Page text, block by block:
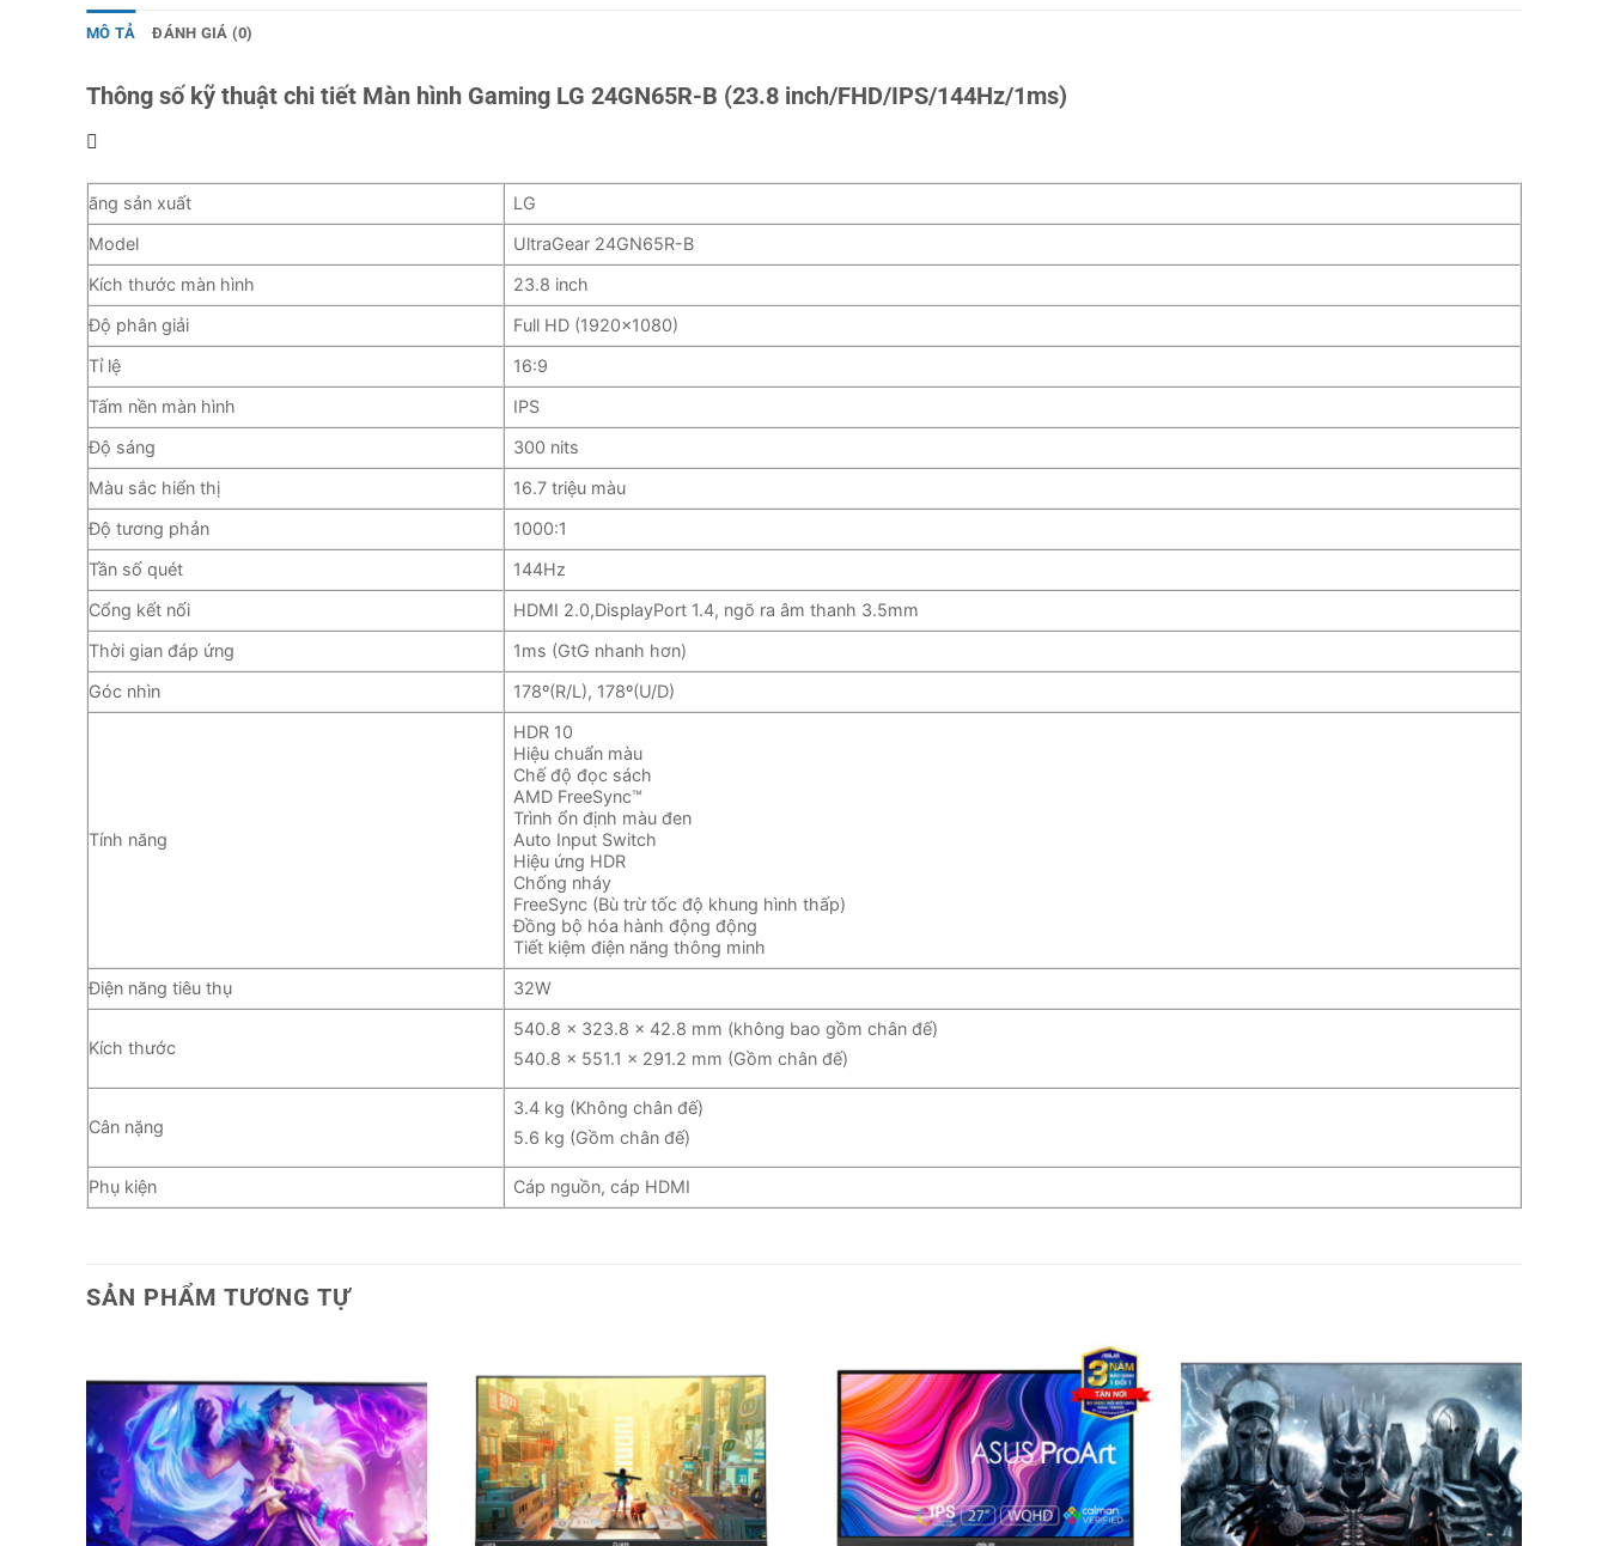
MÔ TẢ ĐÁNH GIÁ (0)
Thông số kỹ thuật chi tiết Màn hình Gaming LG 24GN65R-B (23.8 inch/FHD/IPS/144Hz/1ms)
ãng sản xuất
LG
Model
UltraGear 24GN65R-B
Kích thước màn hình
23.8 inch
Độ phân giải
Full HD (1920×1080)
Tỉ lệ
16:9
Tấm nền màn hình
IPS
Độ sáng
300 nits
Màu sắc hiển thị
16.7 triệu màu
Độ tương phản
1000:1
Tần số quét
144Hz
Cổng kết nối
HDMI 2.0,DisplayPort 1.4, ngõ ra âm thanh 3.5mm
Thời gian đáp ứng
1ms (GtG nhanh hơn)
Góc nhìn
178º(R/L), 178º(U/D)
Tính năng
HDR 10
Hiệu chuẩn màu
Chế độ đọc sách
AMD FreeSync™
Trình ổn định màu đen
Auto Input Switch
Hiệu ứng HDR
Chống nháy
FreeSync (Bù trừ tốc độ khung hình thấp)
Đồng bộ hóa hành động động
Tiết kiệm điện năng thông minh
Điện năng tiêu thụ
32W
Kích thước
540.8 x 323.8 x 42.8 mm (không bao gồm chân đế)
540.8 x 551.1 x 291.2 mm (Gồm chân đế)
Cân nặng
3.4 kg (Không chân đế)
5.6 kg (Gồm chân đế)
Phụ kiện Cáp nguồn, cáp HDMI
SẢN PHẨM TƯƠNG TỰ